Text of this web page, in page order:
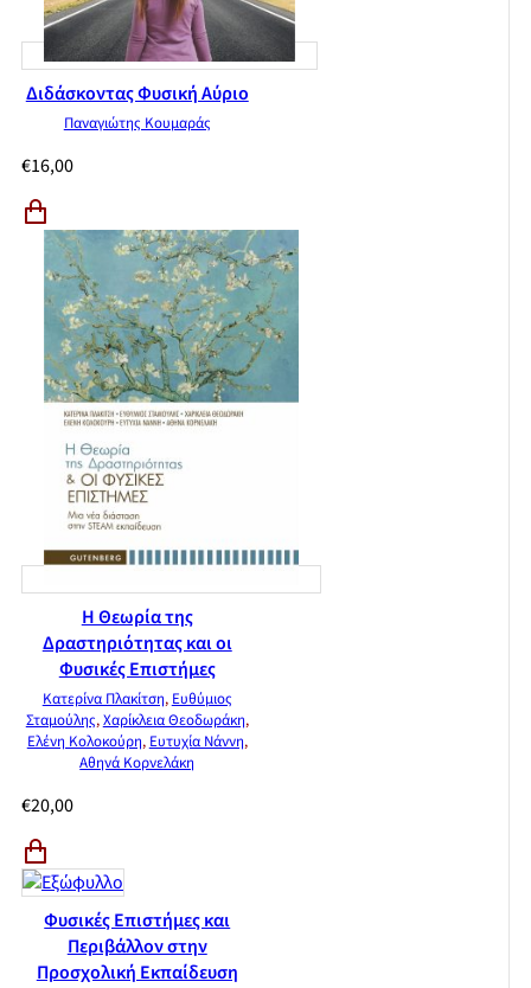
Διδάσκοντας Φυσική Αύριο
Παναγιώτης Κουμαράς
€16,00
Η Θεωρία της
Δραστηριότητας και οι
Φυσικές Επιστήμες
Κατερίνα Πλακίτση, Ευθύμιος
Σταμούλης,Χαρίκλεια Θεοδωράκη,
Ελένη Κολοκούρη, Ευτυχία Νάννη,
Αθηνά Κορνελάκη
€20,00
Φυσικές Επιστήμες και
Περιβάλλον στην
Προσχολική Εκπαίδευση